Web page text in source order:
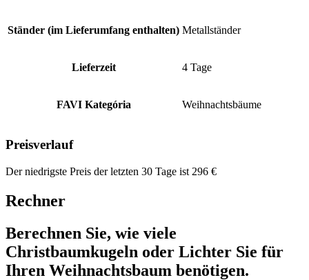
Ständer (im Lieferumfang enthalten) Metallständer
Lieferzeit 4 Tage
FAVI Kategória Weihnachtsbäume
Preisverlauf
Der niedrigste Preis der letzten 30 Tage ist 296 €
Rechner
Berechnen Sie, wie viele
Christbaumkugeln oder Lichter Sie für
Ihren Weihnachtsbaum benötigen.